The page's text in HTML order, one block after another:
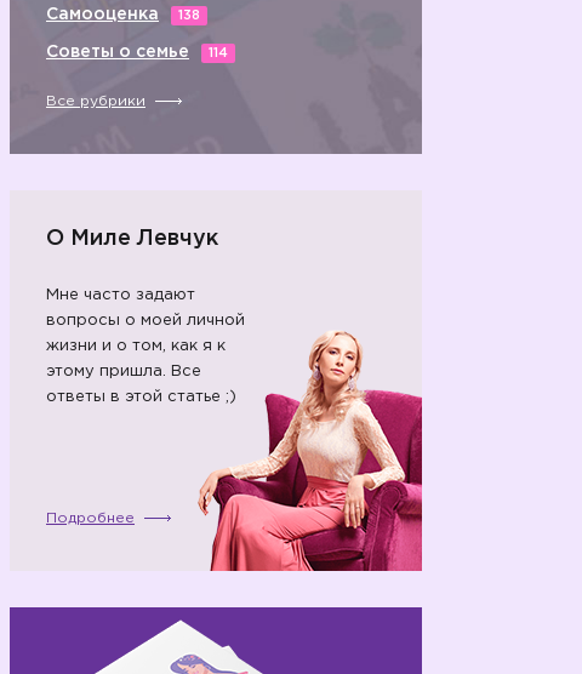
Самооценка 138
Советы о семье 114
Все рубрики
О Миле Левчук
Мне часто задают
вопросы о моей личной
жизни и о том, как я к
этому пришла. Все
ответы в этой статье ;)
Подробнее